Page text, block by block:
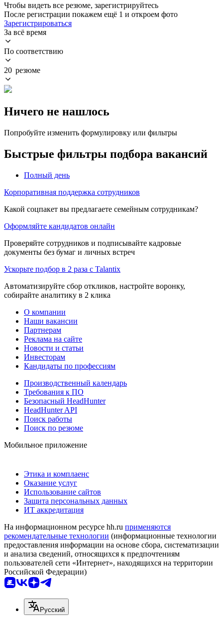
Чтобы видеть все резюме, зарегистрируйтесь
После регистрации покажем ещё 1 и откроем фото
Зарегистрироваться
За всё время
По соответствию
20 резюме
Ничего не нашлось
Попробуйте изменить формулировку или фильтры
Быстрые фильтры подбора вакансий
Полный день
Корпоративная поддержка сотрудников
Какой соцпакет вы предлагаете семейным сотрудникам?
Оформляйте кандидатов онлайн
Проверяйте сотрудников и подписывайте кадровые
документы без бумаг и личных встреч
Ускорьте подбор в 2 раза с Talantix
Автоматизируйте сбор откликов, настройте воронку,
собирайте аналитику в 2 клика
О компании
Наши вакансии
Партнерам
Реклама на сайте
Новости и статьи
Инвесторам
Кандидаты по профессиям
Производственный календарь
Требования к ПО
Безопасный HeadHunter
HeadHunter API
Поиск работы
Поиск по резюме
Мобильное приложение
Этика и комплаенс
Оказание услуг
Использование сайтов
Защита персональных данных
ИТ аккредитация
На информационном ресурсе hh.ru применяются
рекомендательные технологии (информационные технологии
предоставления информации на основе сбора, систематизации
и анализа сведений, относящихся к предпочтениям
пользователей сети «Интернет», находящихся на территории
Российской Федерации)
Русский